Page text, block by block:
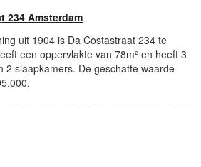
234 Amsterdam
uit 1904 is Da Costastraat 234 te
een oppervlakte van 78m² en heeft 3
2 slaapkamers. De geschatte waarde